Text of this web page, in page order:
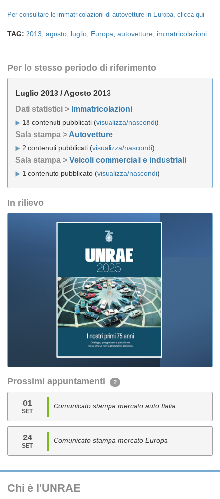
Per consultare le immatricolazioni di autovetture in Europa, clicca qui
TAG: 2013 agosto luglio Europa autovetture immatricolazioni
Per lo stesso periodo di riferimento
Luglio 2013 / Agosto 2013
Dati statistici > Immatricolazioni
18 contenuti pubblicati (visualizza/nascondi)
Sala stampa > Autovetture
2 contenuti pubblicati (visualizza/nascondi)
Sala stampa > Veicoli commerciali e industriali
1 contenuto pubblicato (visualizza/nascondi)
In rilievo
Prossimi appuntamenti ?
01
SET
Comunicato stampa mercato auto Italia
24
SET
Comunicato stampa mercato Europa
Chi è l'UNRAE